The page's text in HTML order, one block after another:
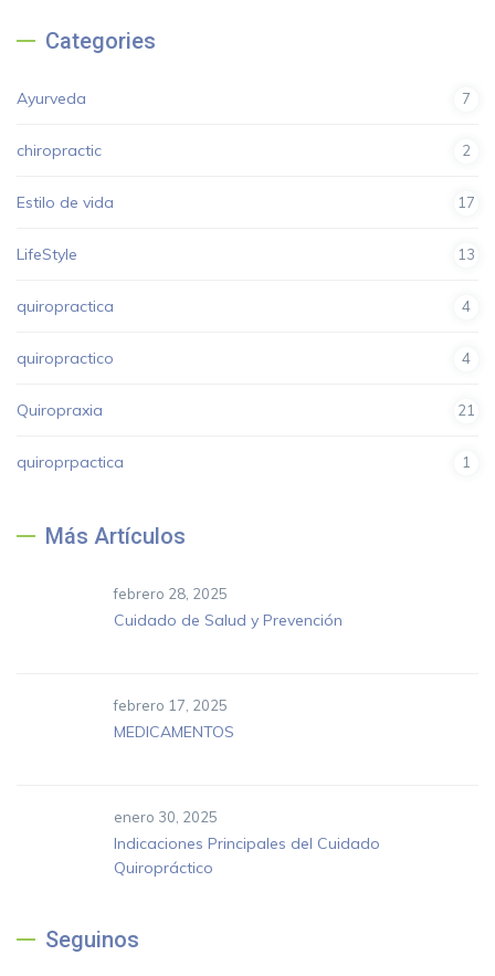
Categories
Ayurveda 7
chiropractic 2
Estilo de vida 17
LifeStyle 13
quiropractica 4
quiropractico 4
Quiropraxia 21
quiroprpactica 1
Más Artículos
febrero 28, 2025
Cuidado de Salud y Prevención
febrero 17, 2025
MEDICAMENTOS
enero 30, 2025
Indicaciones Principales del Cuidado
Quiropráctico
Seguinos